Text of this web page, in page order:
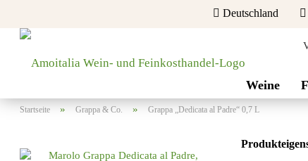
Deutschland
Weine
Startseite » Grappa & Co. » Grappa „Dedicata al Padre“ 0,7 L